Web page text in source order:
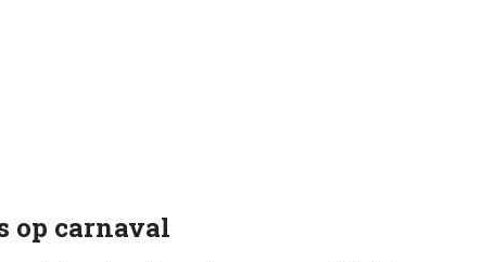
op carnaval